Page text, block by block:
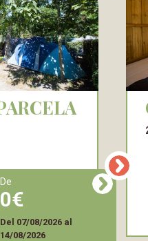
de
0
Del 07/08/2026al
14/08/2026